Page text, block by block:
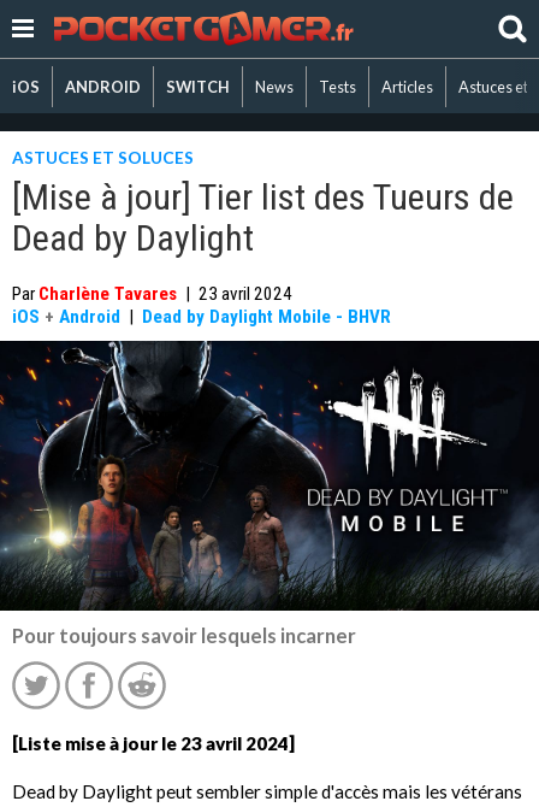
iOS ANDROID SWITCH News Tests Articles Astuces et
ASTUCES ET SOLUCES
[Mise à jour] Tier list des Tueurs de
Dead by Daylight
Par Charlène Tavares | 23 avril 2024
iOS + Android | Dead by Daylight Mobile - BHVR
Pour toujours savoir lesquels incarner
[Liste mise à jour le 23 avril 2024]
Dead by Daylight peut sembler simple d'accès mais les vétérans